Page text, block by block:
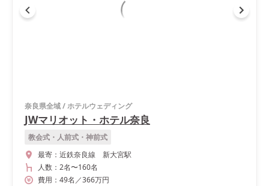
奈良県全域/ホテルウェディング
JWマリオット・ホテル奈良
教会式・人前式・神前式
最寄： 近鉄奈良線 新大宮駅
人数： 2名〜160名
費用： 49名 ／366万円